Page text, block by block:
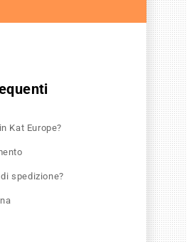
Kat Europe?
spedizione?